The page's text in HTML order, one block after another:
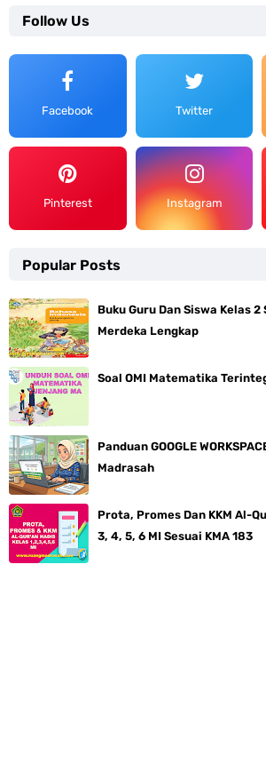
Follow Us
Facebook Twitter
Pinterest Instagram
Popular Posts
Buku Guru Dan Siswa Kelas
Merdeka Lengkap
Soal OMI Matematika
Panduan GOOGLE
Madrasah
Prota, Promes Dan KKM Al-
3, 4, 5, 6 MI Sesuai KMA 183